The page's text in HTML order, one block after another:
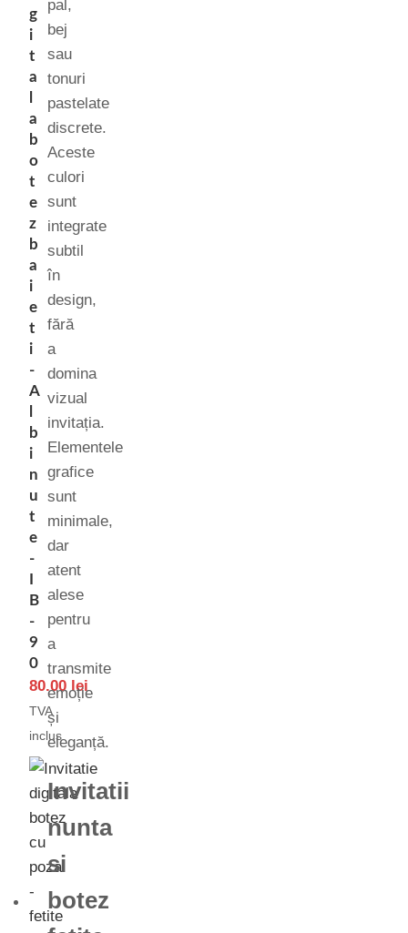
g
i
t
a
a
b
o
t
e
z
b
a
i
e
t
i
-
A
b
i
n
u
t
e
-
B
-
9
0
80.00lei
TVA
inclus
pal,
bej
sau
tonuri
pastelate
discrete.
Aceste
culori
sunt
integrate
subtil
în
design,
fără
a
domina
vizual
invitația.
Elementele
grafice
sunt
minimale,
dar
atent
alese
pentru
a
transmite
emoție
și
eleganță.
Invitatii
nunta
si
botez